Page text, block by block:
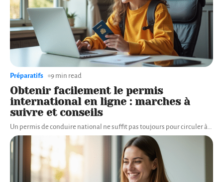
Obtenir facilement le permis
international en ligne : marches à
suivre et conseils
Un permis de conduire national ne suffit pas toujours pour circuler à…
Préparatifs 9 min read